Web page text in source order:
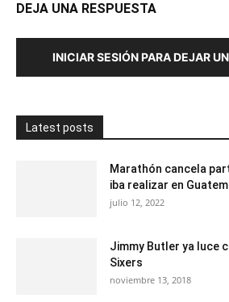
DEJA UNA RESPUESTA
INICIAR SESIÓN PARA DEJAR
Latest posts
Marathón cancela
iba realizar en
julio 12, 2022
Jimmy Butler ya luce
Sixers
noviembre 13, 2018